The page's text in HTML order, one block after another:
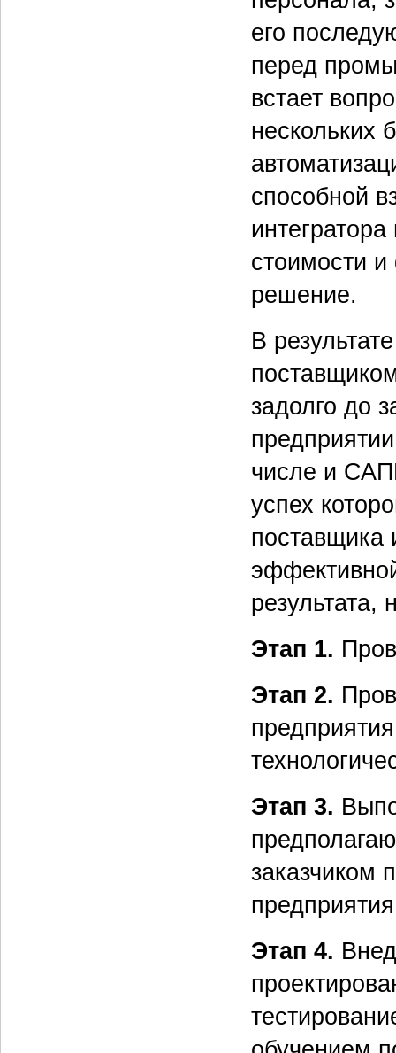
его
перед
встает
нескольких
способной
стоимости
решение.
В
задолго до
числе и
успех
поставщика
Этап 1.
Этап 2.
Этап 3.
заказчиком
Этап 4.